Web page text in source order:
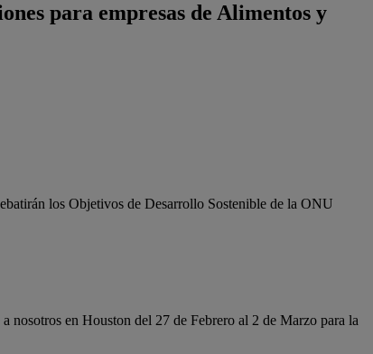
para empresas de Alimentos y
los Objetivos de Desarrollo Sostenible de la ONU
nosotros en Houston del 27 de Febrero al 2 de Marzo para la